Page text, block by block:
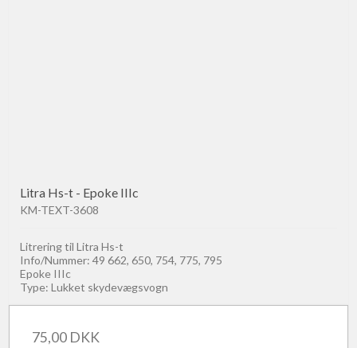
Litra Hs-t - Epoke IIIc
KM-TEXT-3608
Litrering til Litra Hs-t
Info/Nummer: 49 662, 650, 754, 775, 795
Epoke IIIc
Type: Lukket skydevægsvogn
75,00 DKK